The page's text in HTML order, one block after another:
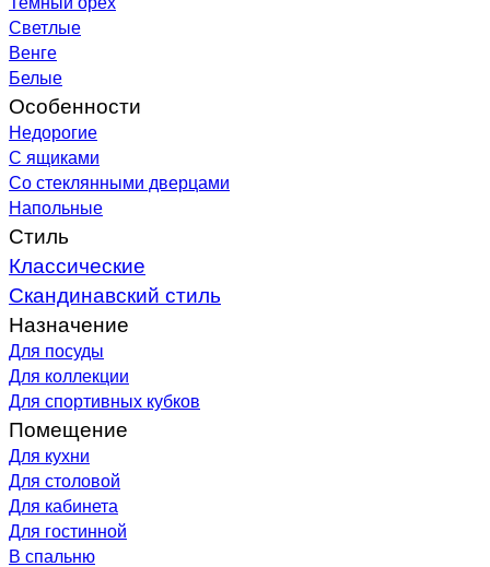
Светлые
Венге
Белые
Особенности
Недорогие
С ящиками
Со стеклянными дверцами
Напольные
Стиль
Классические
Скандинавский стиль
Назначение
Для посуды
Для коллекции
Для спортивных кубков
Помещение
Для кухни
Для столовой
Для кабинета
Для гостинной
В спальню